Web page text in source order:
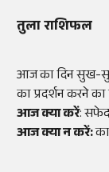
तुला राशिफल
आज का दिन सुख-
का प्रदर्शन करने
आज क्या करें:
आज क्या न करें: